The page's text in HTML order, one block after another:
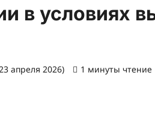
в условиях
апреля 2026) 1 минуты чтение